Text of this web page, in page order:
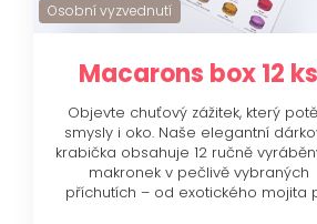
Osobní vyzvednutí
Macarons box 12 ks
Objevte chuťový zážitek, který
smysly i oko. Naše elegantní
krabička obsahuje 12 ručně
makronek v pečlivě vybraných
příchutích – od exotického mojita